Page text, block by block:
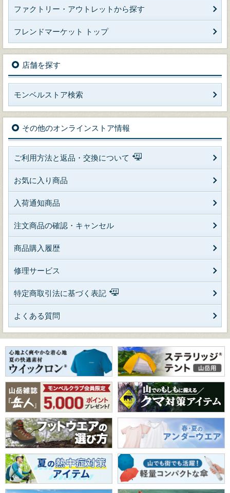
ファクトリー・アウトレットから探す
フレンドマーケット トップ
店舗を探す
モンベルストア検索
その他のオンラインストア情報
ご利用方法と返品・交換について
お気に入り商品
入荷通知商品
注文商品の確認・キャンセル
商品購入履歴
修理サービス
特定商取引法に基づく表記
よくある質問